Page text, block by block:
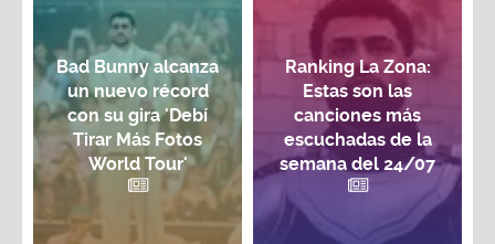
Bad Bunny alcanza
un nuevo récord
con su gira 'Debí
Tirar Más Fotos
World Tour'
Ranking La Zona:
Estas son las
canciones más
escuchadas de la
semana del 24/07